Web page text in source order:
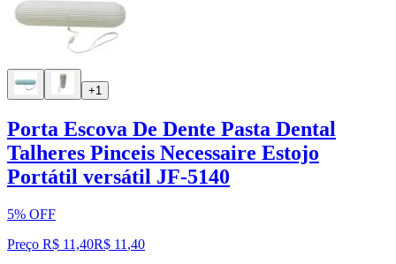
+1
Porta Escova De Dente Pasta Dental
Talheres Pinceis Necessaire Estojo
Portátil versátil JF-5140
5% OFF
Preço R$ 11,40R$ 11 ,40